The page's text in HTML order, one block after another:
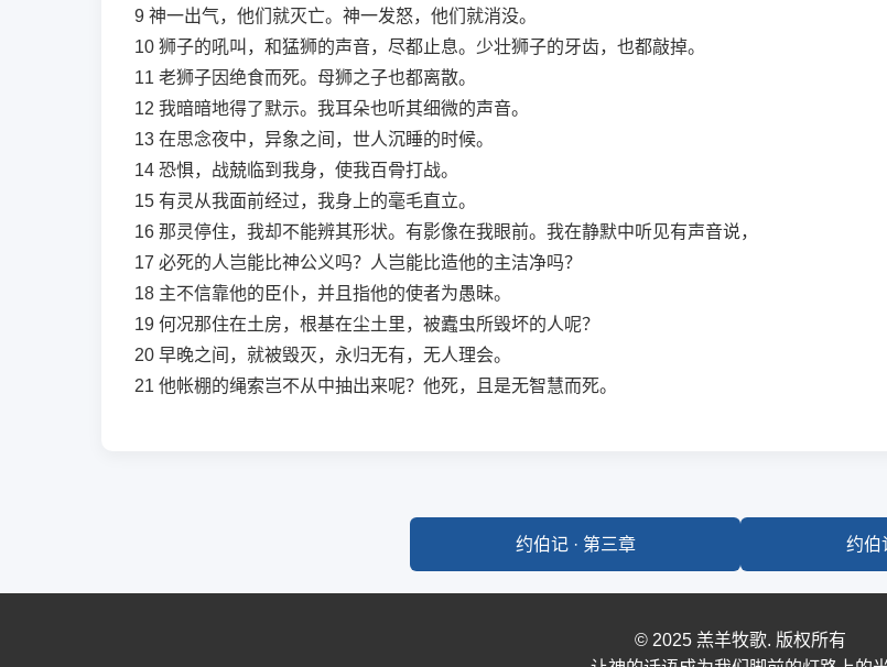
9 神一出气，他们就灭亡。神一发怒，他们就消没。
10 狮子的吼叫，和猛狮的声音，尽都止息。少壮狮子的牙齿，也都敲掉。
11 老狮子因绝食而死。母狮之子也都离散。
12 我暗暗地得了默示。我耳朵也听其细微的声音。
13 在思念夜中，异象之间，世人沉睡的时候。
14 恐惧，战兢临到我身，使我百骨打战。
15 有灵从我面前经过，我身上的毫毛直立。
16 那灵停住，我却不能辨其形状。有影像在我眼前。我在静默中听见有声音说，
17 必死的人岂能比神公义吗？人岂能比造他的主洁净吗？
18 主不信靠他的臣仆，并且指他的使者为愚昧。
19 何况那住在土房，根基在尘土里，被蠹虫所毁坏的人呢？
20 早晚之间，就被毁灭，永归无有，无人理会。
21 他帐棚的绳索岂不从中抽出来呢？他死，且是无智慧而死。
约伯记 · 第三章 约伯
© 2025 羔羊牧歌. 版权所有